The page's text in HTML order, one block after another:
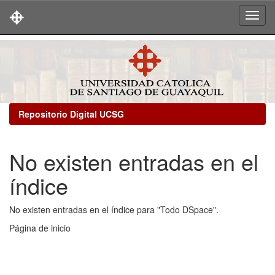
Repositorio Digital UCSG
No existen entradas en el
índice
No existen entradas en el índice para "Todo DSpace".
Página de inicio